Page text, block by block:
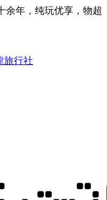
余年，纯玩优享，物超
旅行社